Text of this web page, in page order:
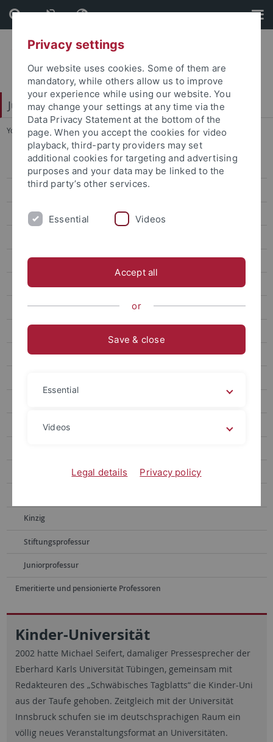
Skip
to
content
Skip
to
footer
Juristische Fakultät
You are here: Startseite ... Kinder-Uni
Lehrstühle Bürgerliches Recht
Lehrstühle Öffentliches Recht
Lehrstühle Strafrecht
Mitarbeiter
Evaluationsergebnisse
Presse/Medien
ZStW
Kinzig
Stiftungsprofessur
Juniorprofessur
Emeritierte und pensionierte Professoren
Kinder-Universität
2002 hatte Michael Seifert, damaliger Pressesprecher der
Eberhard Karls Universität Tübingen, gemeinsam mit
Redakteuren des „Schwäbisches Tagblatts“ die Kinder-Uni
aus der Taufe gehoben. Zeitgleich mit der Universität
Innsbruck schufen sie im deutschsprachigen Raum ein
völlig neues Veranstaltungsformat an Universitäten.
Privacy settings
Our website uses cookies. Some of them are
mandatory, while others allow us to improve
your experience while using our website. You
may change your settings at any time via the
Data Privacy Statement at the bottom of the
page. When you accept the cookies for video
playback, third-party providers may set
additional cookies for targeting and advertising
purposes and your data may be linked to the
third party’s other services.
Essential Videos
Accept all
or
Save & close
Essential
Videos
Legal details Privacy policy